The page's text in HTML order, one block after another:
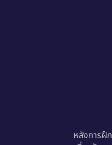
หลังการฝึ